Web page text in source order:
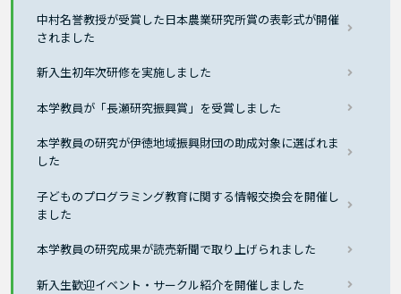
中村名誉教授が受賞した日本農業研究所賞の表彰式が開催
されました
新入生初年次研修を実施しました
本学教員が「長瀬研究振興賞」を受賞しました
本学教員の研究が伊徳地域振興財団の助成対象に選ばれま
した
子どものプログラミング教育に関する情報交換会を開催し
ました
本学教員の研究成果が読売新聞で取り上げられました
新入生歓迎イベント・サークル紹介を開催しました